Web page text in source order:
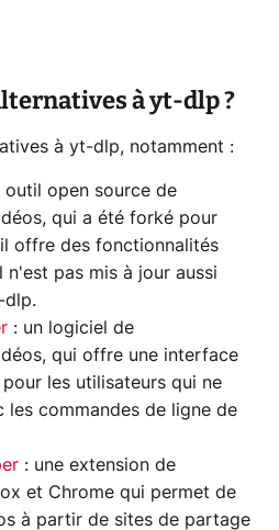
à yt-dlp ?
à yt-dlp, notamment :
outil open source de
qui a été forké pour
offre des fonctionnalités
n'est pas mis à jour aussi
dlp.
: un logiciel de
qui offre une interface
les utilisateurs qui ne
les commandes de ligne de
: une extension de
et Chrome qui permet de
à partir de sites de partage